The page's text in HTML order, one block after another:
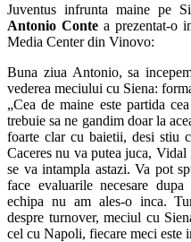
Juventus infrunta maine pe
Antonio Contea prezentat-o
Media Center din Vinovo:
Buna ziua Antonio, sa
vederea meciului cu Siena:
„Cea de maine este partida
trebuie sa ne gandim doar la
foarte clar cu baietii, desi stiu
Caceres nu va putea juca,
se va intampla astazi. Va pot
face evaluarile necesare dupa
echipa nu am ales-o inca.
despre turnover, meciul cu
cel cu Napoli, fiecare meci este